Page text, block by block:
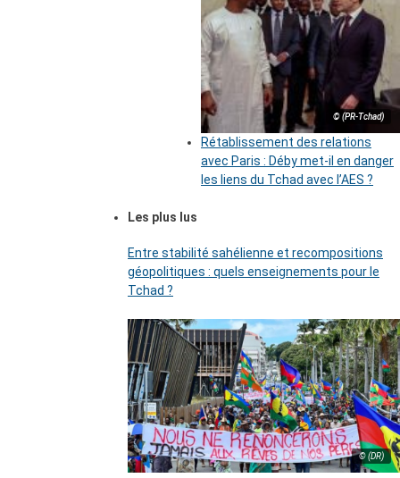
© (PR-Tchad)
Rétablissement des relations
avec Paris : Déby met-il en danger
les liens du Tchad avec l’AES ?
Les plus lus
Entre stabilité sahélienne et recompositions
géopolitiques : quels enseignements pour le
Tchad ?
© (DR)